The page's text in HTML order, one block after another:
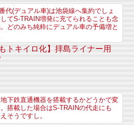
代(デュアル車)は池袋線へ集約でしょ
てS-TRAIN増発に充てられることも念
どのみち純粋にデュアル車の予備増と
トキイロ化】拝島ライナー用
下鉄直通機器を搭載するかどうかで変
搭載した場合はS-TRAINの代走にも
そうですし。